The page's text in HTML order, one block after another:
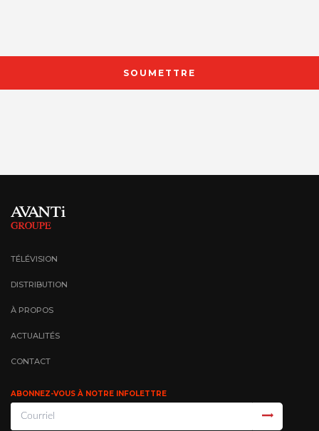
TÉLÉVISION
DISTRIBUTION
À PROPOS
ACTUALITÉS
CONTACT
ABONNEZ-VOUS À NOTRE INFOLETTRE